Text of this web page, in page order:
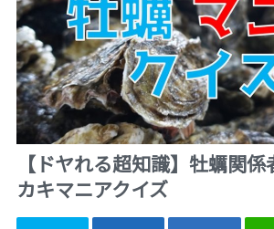
【ドヤれる超知識】牡蠣関
カキマニアクイズ